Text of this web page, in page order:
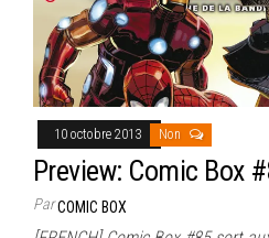
10 octobre 2013 Non
Preview: Comic Box
ParCOMIC BOX